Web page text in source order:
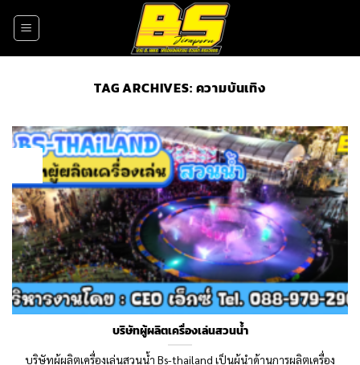
TAG ARCHIVES: ความบันเทิง
บริษัทผู้ผลิตเครื่องเล่นสวนน้ำ
บริษัทผู้ผลิตเครื่องเล่นสวนน้ำ Bs-thailand เป็นผู้นำด้านการผลิตเครื่อง